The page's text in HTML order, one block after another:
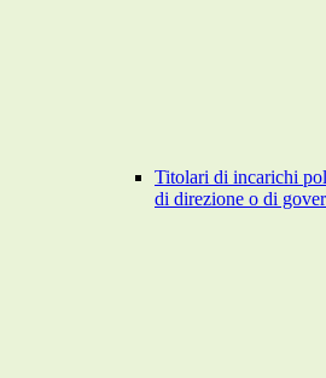
Titolari di incarichi
di direzione o di